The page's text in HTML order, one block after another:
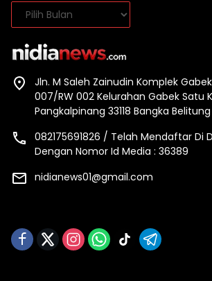
Arsip
Jln. M Saleh Zainudin Komplek
007/RW 002 Kelurahan Gabek Satu
Pangkalpinang 33118 Bangka Belitung
082175691826 / Telah Mendaftar Di
Dengan Nomor Id Media : 36389
nidianews01@gmail.com